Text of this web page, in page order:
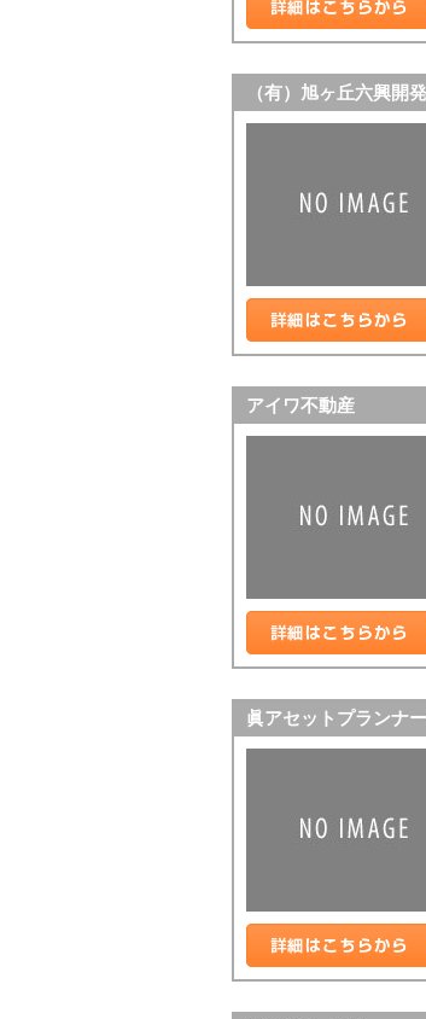
詳細はこちら
（有）旭ヶ丘六興開発
詳細はこちら
アイワ不動産
詳細はこちら
眞アセットプランナー
詳細はこちら